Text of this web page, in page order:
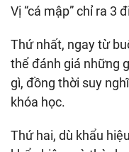
Vị “cá mập” chỉ ra 3
Thứ nhất, ngay từ
thể đánh giá những
gì, đồng thời suy
khóa học.
Thứ hai, dù khẩu